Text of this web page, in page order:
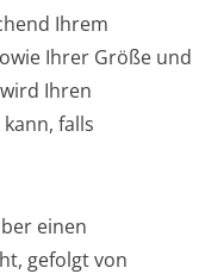
Ihrem
Ihrer Größe und
Ihren
falls
einen
gefolgt von